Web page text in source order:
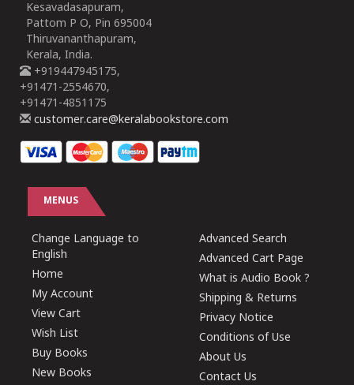
Kesavadasapuram,
Pattom P O, Pin 695004
Thiruvananthapuram,
Kerala, India.
+919447945175,
+91471-2554670,
+91471-4851175
customer.care@keralabookstore.com
MENUS
Change Language to
English
Home
My Account
View Cart
Wish List
Buy Books
New Books
Advanced Search
Advanced Cart Page
What is Audio Book ?
Shipping & Returns
Privacy Notice
Conditions of Use
About Us
Contact Us